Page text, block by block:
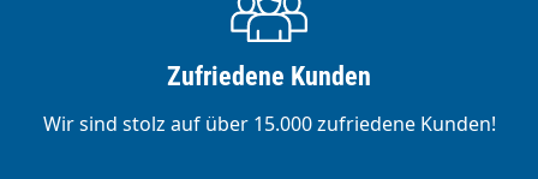
Zufriedene Kunden
Wir sind stolz auf über 15.000 zufriedene Kunden!